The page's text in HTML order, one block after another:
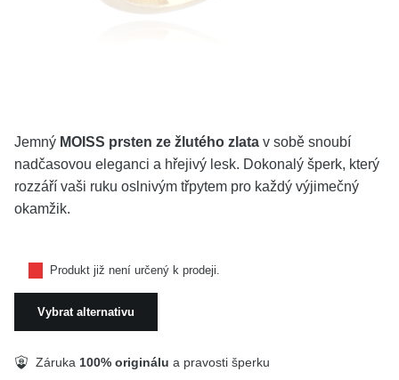
Jemný MOISS prsten ze žlutého zlata v sobě snoubí
nadčasovou eleganci a hřejivý lesk. Dokonalý šperk, který
rozzáří vaši ruku oslnivým třpytem pro každý výjimečný
okamžik.
Produkt již není určený k prodeji.
Vybrat alternativu
Záruka 100% originálu a pravosti šperku